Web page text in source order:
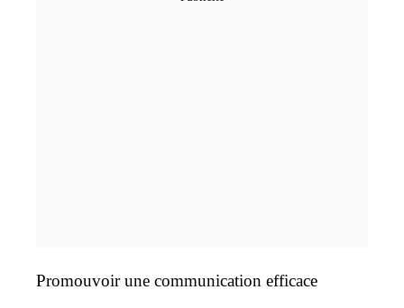
Promouvoir une communication efficace